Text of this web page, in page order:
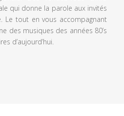
qui donne la parole aux invités
Le tout en vous accompagnant
des musiques des années 80’s
d’aujourd’hui.